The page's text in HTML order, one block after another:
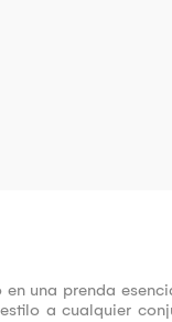
una prenda
a cualquier